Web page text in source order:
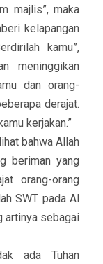
majlis”, maka
kelapangan
kamu”,
meninggikan
dan orang-
derajat.
kerjakan.”
bahwa Allah
beriman yang
orang-orang
SWT pada Al
artinya sebagai
ada Tuhan